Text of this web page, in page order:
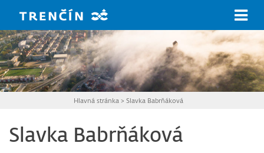
Hlavná stránka >Slavka Babrňáková
Slavka Babrňáková